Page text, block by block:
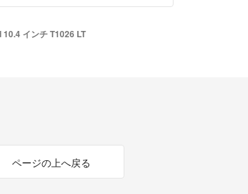
10.4 インチ T1026 LT
ページの上へ戻る